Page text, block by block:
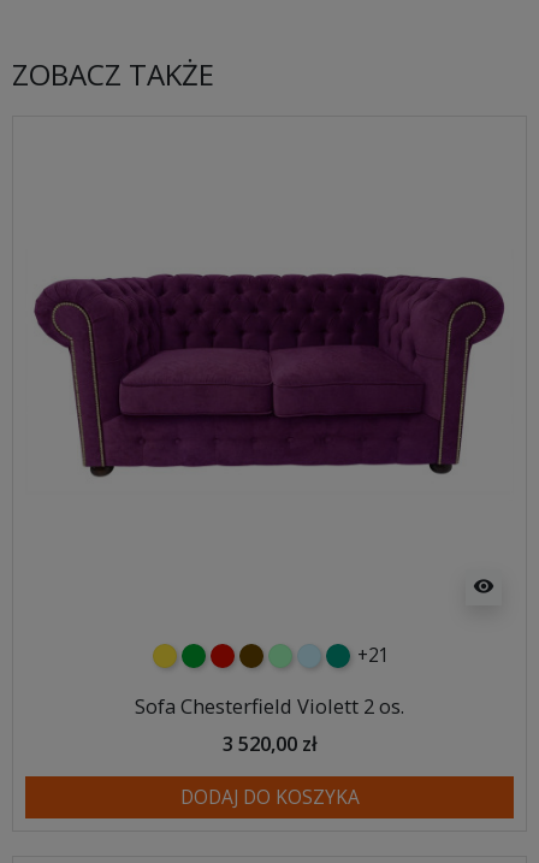
ZOBACZ TAKŻE
visibility
żółtyzielonyczerwony
czekoladowy
miętowybłękitny
turkusowy
+21
Sofa Chesterfield Violett 2 os.
3 520,00 zł
DODAJ DO KOSZYKA